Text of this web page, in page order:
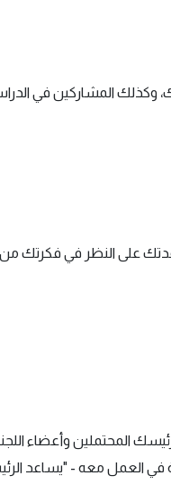
المشاركين في
على النظر في فكرتك من
المحتملين وأعضاء
في العمل معه - "يساعد